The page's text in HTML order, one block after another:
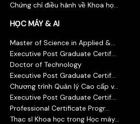
Chứng chỉ điều hành về Khoa họ...
HỌC MÁY & AI
Master of Science in Applied &...
Executive Post Graduate Certif...
Doctor of Technology
Executive Post Graduate Certif...
Chương trình Quản lý Cao cấp v...
Executive Post Graduate Certif...
Professional Certificate Progr...
Thạc sĩ Khoa học trong Học máy...